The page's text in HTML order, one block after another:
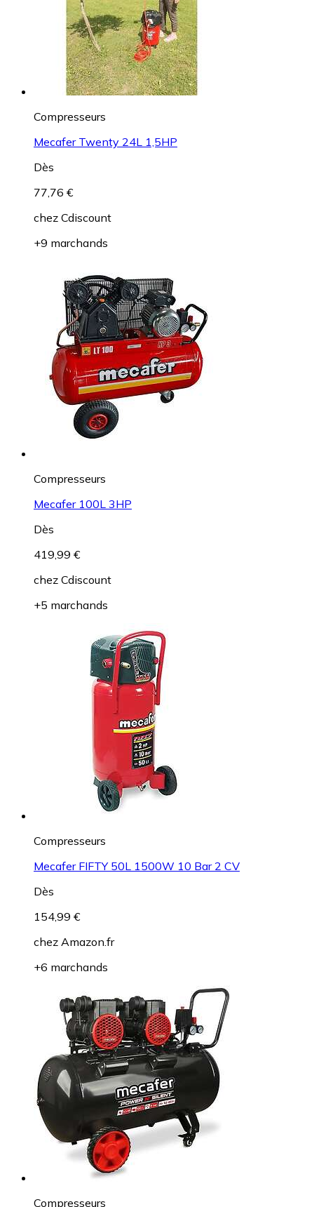
Compresseurs
Mecafer Twenty 24L 1,5HP
Dès
77,76 €
chez Cdiscount
+9 marchands
Compresseurs
Mecafer 100L 3HP
Dès
419,99 €
chez Cdiscount
+5 marchands
Compresseurs
Mecafer FIFTY 50L 1500W 10 Bar 2 CV
Dès
154,99 €
chez Amazon.fr
+6 marchands
Compresseurs